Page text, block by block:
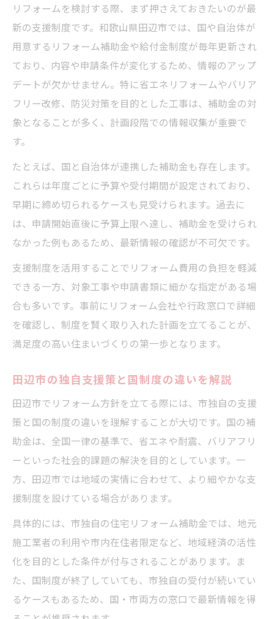
リフォームを検討する際、まず押さえておきたいのが最
新の支援制度です。和歌山県田辺市では、国や自治体が
用意するリフォーム補助金や給付金制度が毎年更新され
ており、内容や申請条件が変化するため、情報のアップ
デートが欠かせません。特に省エネリフォームやバリア
フリー改修、防災対策を目的とした工事は、補助金の対
象となることが多く、計画段階での情報収集が重要で
す。
たとえば、国と自治体が連携した補助金も存在します。
これらは年度ごとに予算や受付期間が設定されており、
早期に締め切られるケースも見受けられます。過去に
は、申請開始直後に予算上限へ達し、補助金を受けられ
なかった例もあるため、最新情報の確認が不可欠です。
支援制度を活用することでリフォーム費用の負担を軽減
できる一方、対象工事や申請書類に細かな指定がある場
合も多いです。事前にリフォーム会社や行政窓口で詳細
を確認し、制度を賢く取り入れた計画を立てることが、
満足度の高い住まいづくりの第一歩となります。
田辺市の独自支援策と国制度の違いを解説
田辺市でリフォーム方針を立てる際には、市独自の支援
策と国の制度の違いを理解することが大切です。国の補
助金は、全国一律の基準で、省エネや耐震、バリアフリ
ーといった社会的課題の解決を目的としています。一
方、田辺市では地域の実情に合わせて、より細やかな支
援制度を設けている場合があります。
具体的には、市独自の住宅リフォーム補助金では、地元
施工業者の利用や市内在住者限定など、地域経済の活性
化を目的とした条件が付与されることがあります。ま
た、国制度が終了していても、市独自の受付が続いてい
るケースもあるため、国・市両方の窓口で最新情報を得